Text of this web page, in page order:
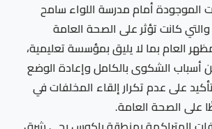
الموجودة أمام مدرسة اللواء سامح
كانت تؤثر على الصحة العامة
العام بما لا يليق بمؤسسة تعليمية،
أسباب الشكوى بالكامل وإعادة الوضع
على عدم تكرار إلقاء المخلفات في
على الصحة العامة.